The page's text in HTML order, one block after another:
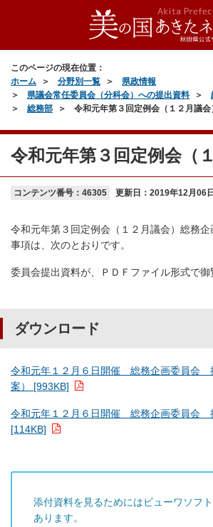
このページの現在位置：
ホーム
分野別一覧
県政情報
県議会常任委員会（分科会）への提出資料
総務部
令和元年第３回定例会（１２月議会
令和元年第３回定例会（
コンテンツ番号：46305 更新日： 2019年12月06日
令和元年第３回定例会（１２月議会）総務企
事項は、次のとおりです。
委員会提出資料が、ＰＤＦファイル形式で御
ダウンロード
令和元年１２月６日開催 総務企画委員会
案） [993KB]
令和元年１２月６日開催 総務企画委員会
[114KB]
添付資料を見るためにはビューワソフ
あります。